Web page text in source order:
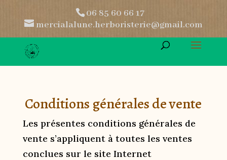
06 85 60 66 17
mercialalune.herboristerie@gmail.com
Conditions générales de vente
Les présentes conditions générales de
vente s’appliquent à toutes les ventes
conclues sur le site Internet